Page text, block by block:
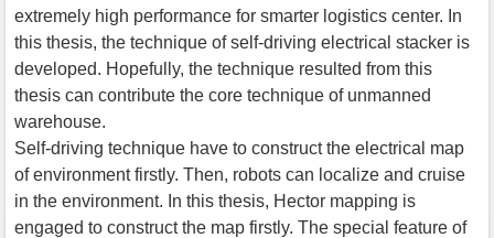
extremely high performance for smarter logistics center. In
this thesis, the technique of self-driving electrical stacker is
developed. Hopefully, the technique resulted from this
thesis can contribute the core technique of unmanned
warehouse.
Self-driving technique have to construct the electrical map
of environment firstly. Then, robots can localize and cruise
in the environment. In this thesis, Hector mapping is
engaged to construct the map firstly. The special feature of